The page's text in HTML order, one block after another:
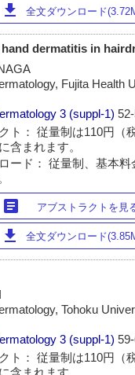
download 全文ダウンロード
dermatitis in
Fujita Health
3 (suppl-1)
ト： 従量制は110円（
含まれます。
ード： 従量制、基本料
article アブストラクトを見
download 全文ダウンロード
Tohoku
3 (suppl-1)
ト： 従量制は110円（
含まれます。